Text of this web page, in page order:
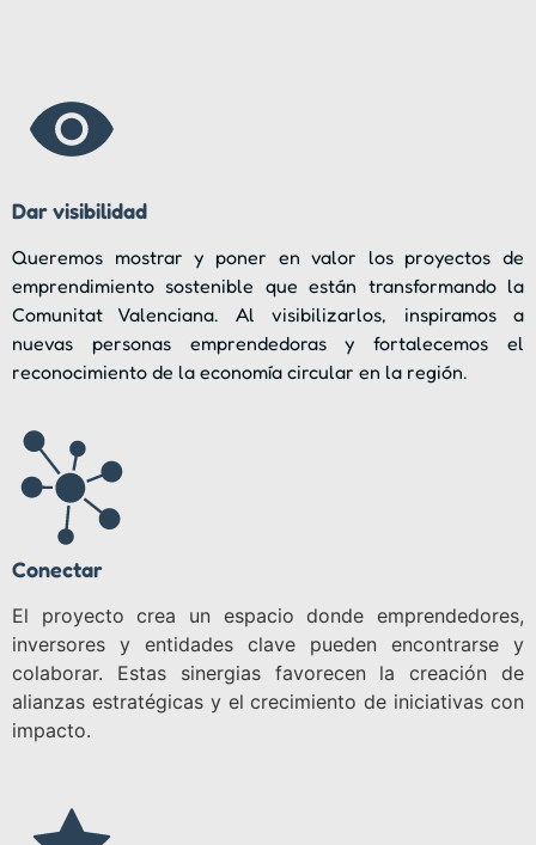
Dar visibilidad
Queremos mostrar y poner en valor los proyectos de
emprendimiento sostenible que están transformando la
Comunitat Valenciana. Al visibilizarlos, inspiramos a
nuevas personas emprendedoras y fortalecemos el
reconocimiento de la economía circular en la región.
Conectar
El proyecto crea un espacio donde emprendedores,
inversores y entidades clave pueden encontrarse y
colaborar. Estas sinergias favorecen la creación de
alianzas estratégicas y el crecimiento de iniciativas con
impacto.